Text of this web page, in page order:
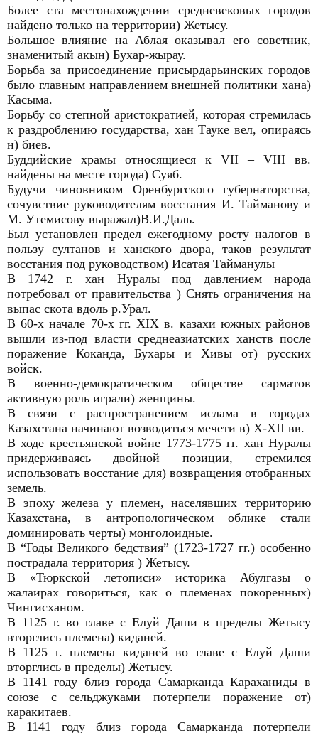
Более ста местонахождении средневековых городов
найдено только на территории) Жетысу.
Большое влияние на Аблая оказывал его советник,
знаменитый акын) Бухар-жырау.
Борьба за присоединение присырдарьинских городов
было главным направлением внешней политики хана)
Касыма.
Борьбу со степной аристократией, которая стремилась
к раздроблению государства, хан Тауке вел, опираясь
н) биев.
Буддийские храмы относящиеся к VII – VIII вв.
найдены на месте города) Суяб.
Будучи чиновником Оренбургского губернаторства,
сочувствие руководителям восстания И. Тайманову и
М. Утемисову выражал)В.И.Даль.
Был установлен предел ежегодному росту налогов в
пользу султанов и ханского двора, таков результат
восстания под руководством) Исатая Тайманулы
В 1742 г. хан Нуралы под давлением народа
потребовал от правительства ) Снять ограничения на
выпас скота вдоль р.Урал.
В 60-х начале 70-х гг. XIX в. казахи южных районов
вышли из-под власти среднеазиатских ханств после
поражение Коканда, Бухары и Хивы от) русских
войск.
В военно-демократическом обществе сарматов
активную роль играли) женщины.
В связи с распространением ислама в городах
Казахстана начинают возводиться мечети в) X-XII вв.
В ходе крестьянской войне 1773-1775 гг. хан Нуралы
придерживаясь двойной позиции, стремился
использовать восстание для) возвращения отобранных
земель.
В эпоху железа у племен, населявших территорию
Казахстана, в антропологическом облике стали
доминировать черты) монголоидные.
В “Годы Великого бедствия” (1723-1727 гг.) особенно
пострадала территория ) Жетысу.
В «Тюркской летописи» историка Абулгазы о
жалаирах говориться, как о племенах покоренных)
Чингисханом.
В 1125 г. во главе с Елуй Даши в пределы Жетысу
вторглись племена) киданей.
В 1125 г. племена киданей во главе с Елуй Даши
вторглись в пределы) Жетысу.
В 1141 году близ города Самарканда Караханиды в
союзе с сельджуками потерпели поражение от)
каракитаев.
В 1141 году близ города Самарканда потерпели